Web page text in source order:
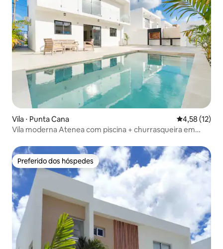
Vila ⋅ Punta Cana 4,58 de uma
4,58 (12)
Vila moderna Atenea com piscina + churrasqueira em
Preferido dos hóspedes
Preferido dos hóspedes